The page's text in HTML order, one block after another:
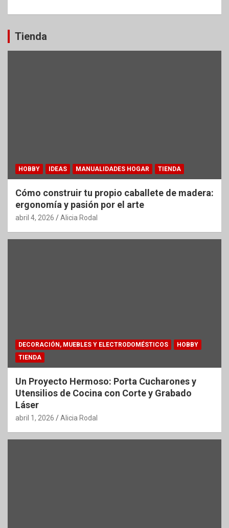
Tienda
HOBBY IDEAS MANUALIDADES HOGAR TIENDA
Cómo construir tu propio caballete de madera:
ergonomía y pasión por el arte
abril 4, 2026 Alicia Rodal
DECORACIÓN, MUEBLES Y ELECTRODOMÉSTICOS
HOBBY
TIENDA
Un Proyecto Hermoso: Porta Cucharones y
Utensilios de Cocina con Corte y Grabado
Láser
abril 1, 2026 Alicia Rodal